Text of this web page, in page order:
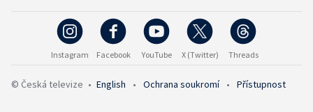
Instagram Facebook YouTube X (Twitter) Threads
© Česká televize • English • Ochrana soukromí • Přístupnost